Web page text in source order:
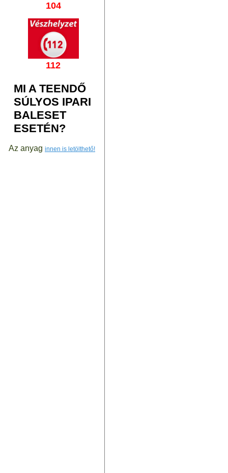
104
112
MI A TEENDŐ
SÚLYOS IPARI
BALESET
ESETÉN?
Az anyag innen is letölthető!